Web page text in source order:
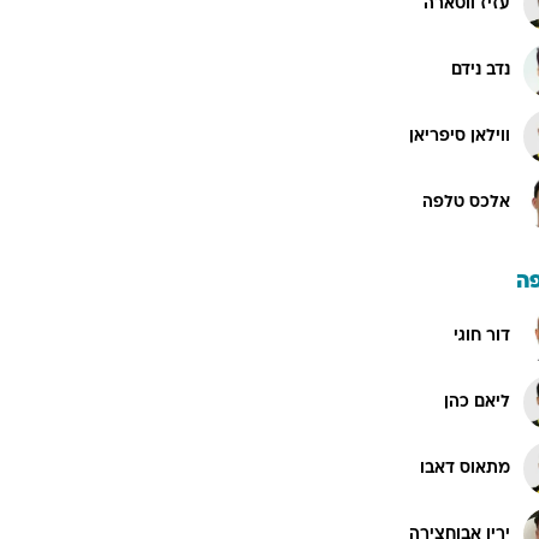
עזיז ווטארה
נדב נידם
ווילאן סיפריאן
אלכס טלפה
דור חוגי
ליאם כהן
מתאוס דאבו
ירין אבוחצירה